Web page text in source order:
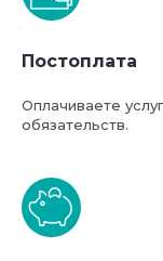
Постоплата
Оплачиваете
обязательств.